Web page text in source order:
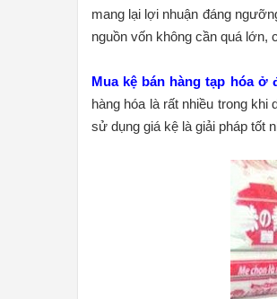
mang lại lợi nhuận đáng
nguồn vốn không cần quá lớn,
Mua kệ bán hàng tạp hóa ở
hàng hóa là rất nhiều trong
sử dụng giá kệ là giải pháp tốt